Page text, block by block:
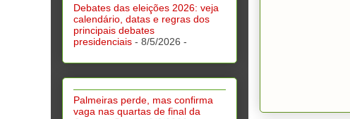
Debates das eleições 2026: veja
calendário, datas e regras dos
principais debates
presidenciais - 8/5/2026 -
Palmeiras perde, mas confirma
vaga nas quartas de final da